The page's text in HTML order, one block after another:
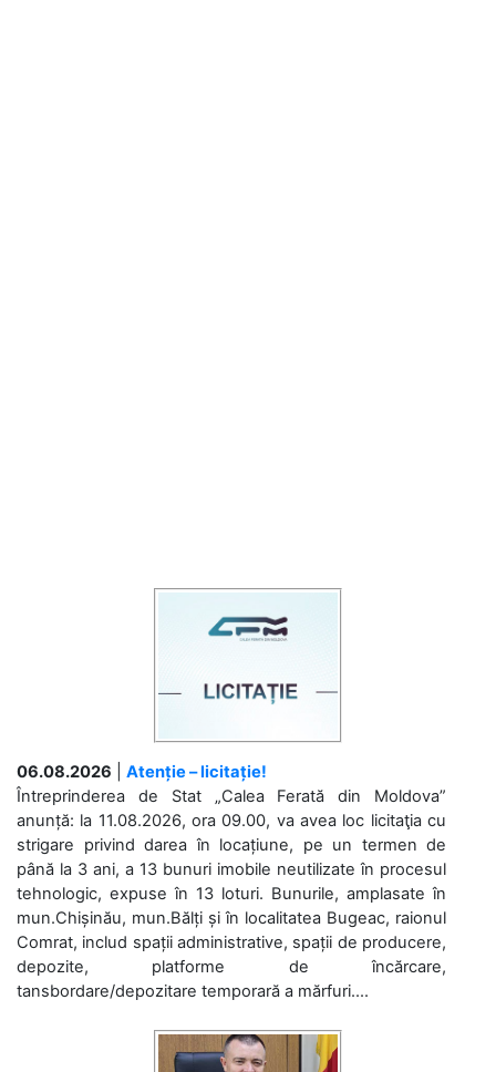
06.08.2026
Atenție – licitație!
Întreprinderea de Stat „Calea Ferată din Moldova”
anunță: la 11.08.2026, ora 09.00, va avea loc licitaţia cu
strigare privind darea în locațiune, pe un termen de
până la 3 ani, a 13 bunuri imobile neutilizate în procesul
tehnologic, expuse în 13 loturi. Bunurile, amplasate în
mun.Chișinău, mun.Bălți și în localitatea Bugeac, raionul
Comrat, includ spații administrative, spații de producere,
depozite, platforme de încărcare,
tansbordare/depozitare temporară a mărfuri....